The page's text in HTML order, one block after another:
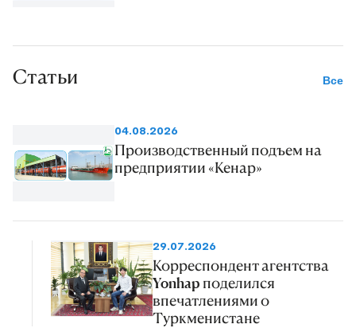
Статьи Все
04.08.2026
Производственный подъем на
предприятии «Кенар»
29.07.2026
Корреспондент агентства
Yonhap поделился
впечатлениями о
Туркменистане